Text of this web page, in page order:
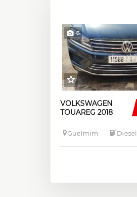
6
VOLKSWAGEN
TOUAREG 2018
Guelmim Diesel